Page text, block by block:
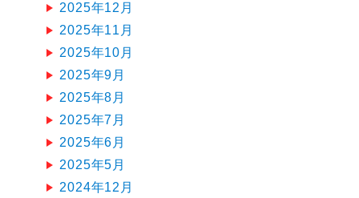
2025年12月
2025年11月
2025年10月
2025年9月
2025年8月
2025年7月
2025年6月
2025年5月
2024年12月